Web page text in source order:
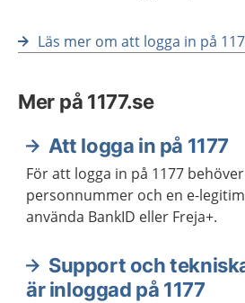
Läs mer om att logga in på
Mer på 1177.se
Att logga in på 1177
För att logga in på 1177
personnummer och en e-
använda BankID eller Freja+.
Support och
är inloggad på 1177